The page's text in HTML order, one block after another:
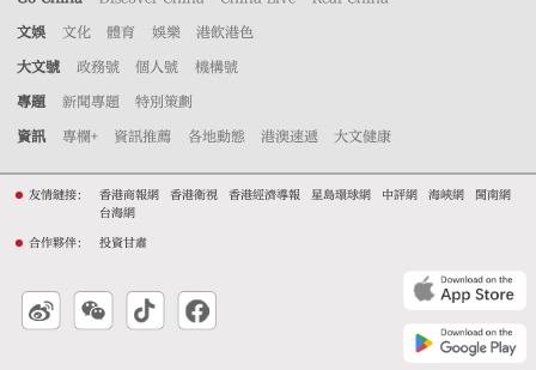
文娛 文化 體育 娛樂 港飲港色
大文號 政務號 個人號 機構號
專題 新聞專題 特別策劃
資訊 專欄+ 資訊推薦 各地動態 港澳速遞 大文健康
友情鏈接： 香港商報網 香港衛視 香港經濟導報 星島環球網 中評網 海峽網
閩南網
台海網
合作夥伴： 投資甘肅